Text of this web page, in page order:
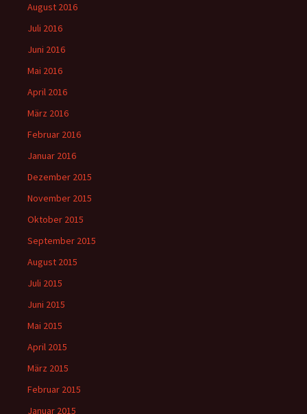
August 2016
Juli 2016
Juni 2016
Mai 2016
April 2016
März 2016
Februar 2016
Januar 2016
Dezember 2015
November 2015
Oktober 2015
September 2015
August 2015
Juli 2015
Juni 2015
Mai 2015
April 2015
März 2015
Februar 2015
Januar 2015